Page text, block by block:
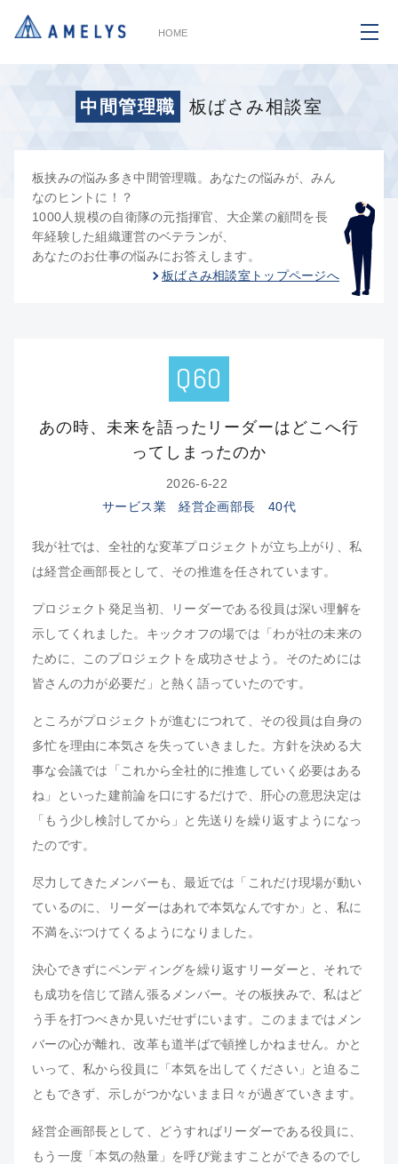
HOME
中間管理職 板ばさみ相談室
板挟みの悩み多き中間管理職。あなたの悩みが、みん
なのヒントに！？
1000人規模の自衛隊の元指揮官、大企業の顧問を長
年経験した組織運営のベテランが、
あなたのお仕事の悩みにお答えします。
板ばさみ相談室トップページへ
Q60
あの時、未来を語ったリーダーは どこへ行
ってしまったのか
2026-6-22
サービス業 経営企画部長 40代
我が社では、全社的な変革プロジェクトが立ち上がり、私
は経営企画部長として、その推進を任されています。
プロジェクト発足当初、リーダーである役員は深い理解を
示してくれました。キックオフの場では「わが社の未来の
ために、このプロジェクトを成功させよう。そのためには
皆さんの力が必要だ」と熱く語っていたのです。
ところがプロジェクトが進むにつれて、その役員は自身の
多忙を理由に本気さを失っていきました。方針を決める大
事な会議では「これから全社的に推進していく必要はある
ね」といった建前論を口にするだけで、肝心の意思決定は
「もう少し検討してから」と先送りを繰り返すようになっ
たのです。
尽力してきたメンバーも、最近では「これだけ現場が動い
ているのに、リーダーはあれで本気なんですか」と、私に
不満をぶつけてくるようになりました。
決心できずにペンディングを繰り返すリーダーと、それで
も成功を信じて踏ん張るメンバー。その板挟みで、私はど
う手を打つべきか見いだせずにいます。このままではメン
バーの心が離れ、改革も道半ばで頓挫しかねません。かと
いって、私から役員に「本気を出してください」と迫るこ
ともできず、示しがつかないまま日々が過ぎていきます。
経営企画部長として、どうすればリーダーである役員に、
もう一度「本気の熱量」を呼び覚ますことができるのでし